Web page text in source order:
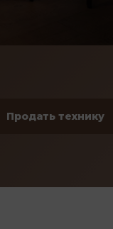
Продать технику